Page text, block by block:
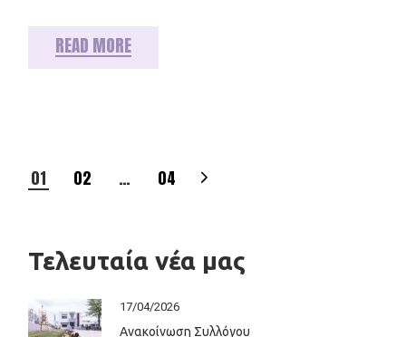
READ MORE
Σελιδοποίηση
01 02 … 04
Τελευταία νέα μας
17/04/2026
Ανακοίνωση Συλλόγου